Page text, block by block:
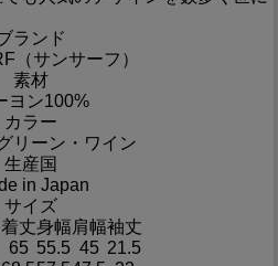
ランド
（サンサーフ）
素材
ヨン100%
カラー
リーン・ワイン
生産国
in Japan
サイズ
着丈身幅肩幅袖丈
65 55.5 45 21.5